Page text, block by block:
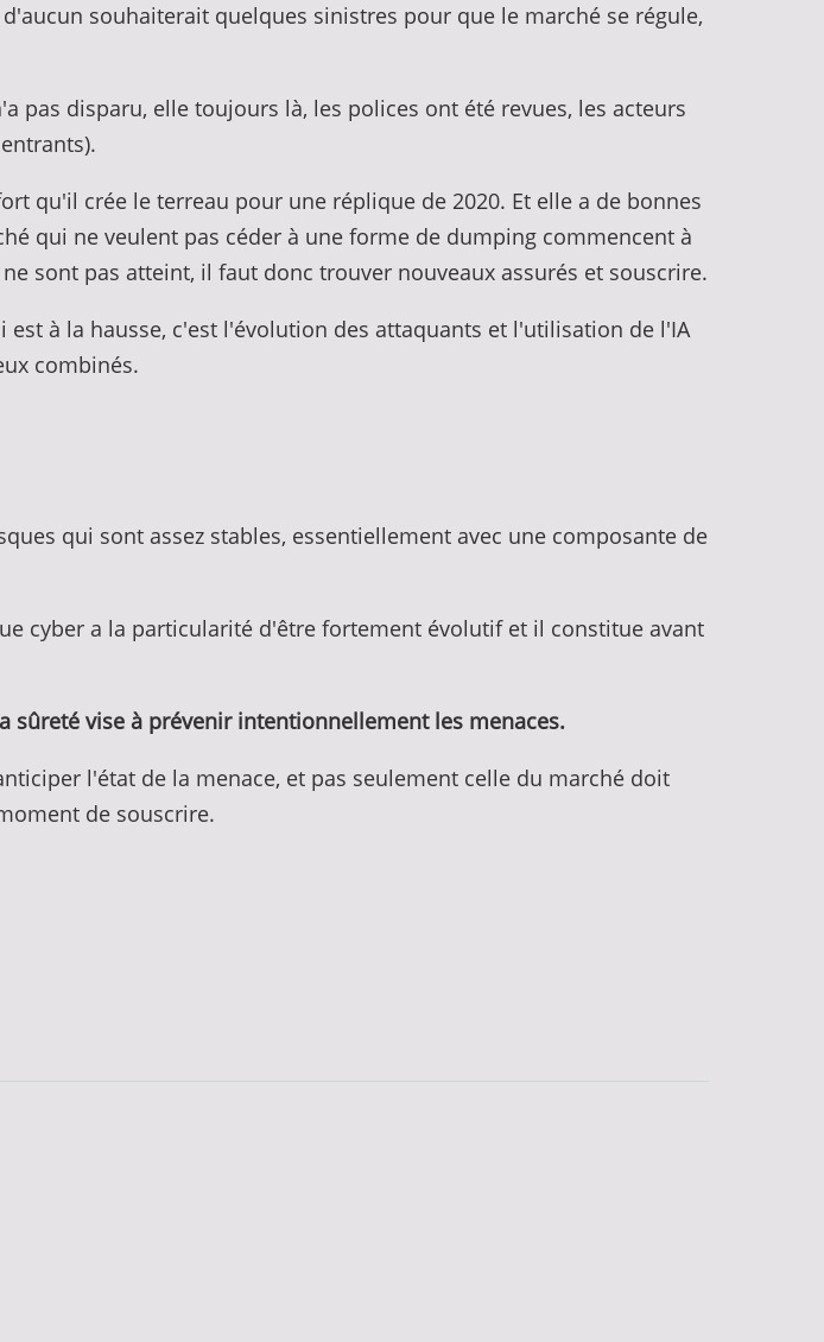
souhaiterait quelques sinistres pour que le marché se régule,
pas disparu, elle toujours là, les polices ont été revues, les acteurs
qu'il crée le terreau pour une réplique de 2020. Et elle a de bonnes
qui ne veulent pas céder à une forme de dumping commencent à
sont pas atteint, il faut donc trouver nouveaux assurés et souscrire.
à la hausse, c'est l'évolution des attaquants et l'utilisation de l'IA
combinés.
qui sont assez stables, essentiellement avec une composante de
cyber a la particularité d'être fortement évolutif et il constitue avant
sûreté vise à prévenir intentionnellement les menaces.
l'état de la menace, et pas seulement celle du marché doit
de souscrire.